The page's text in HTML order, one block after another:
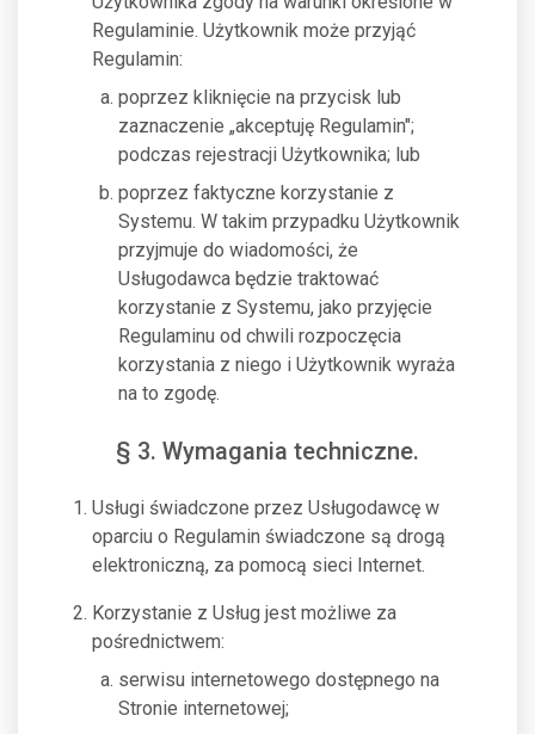
Regulaminie. Użytkownik może przyjąć
Regulamin:
poprzez kliknięcie na przycisk lub
zaznaczenie „akceptuję Regulamin";
podczas rejestracji Użytkownika; lub
poprzez faktyczne korzystanie z
Systemu. W takim przypadku Użytkownik
przyjmuje do wiadomości, że
Usługodawca będzie traktować
korzystanie z Systemu, jako przyjęcie
Regulaminu od chwili rozpoczęcia
korzystania z niego i Użytkownik wyraża
na to zgodę.
§ 3. Wymagania techniczne.
Usługi świadczone przez Usługodawcę w
oparciu o Regulamin świadczone są drogą
elektroniczną, za pomocą sieci Internet.
Korzystanie z Usług jest możliwe za
pośrednictwem:
serwisu internetowego dostępnego na
Stronie internetowej;